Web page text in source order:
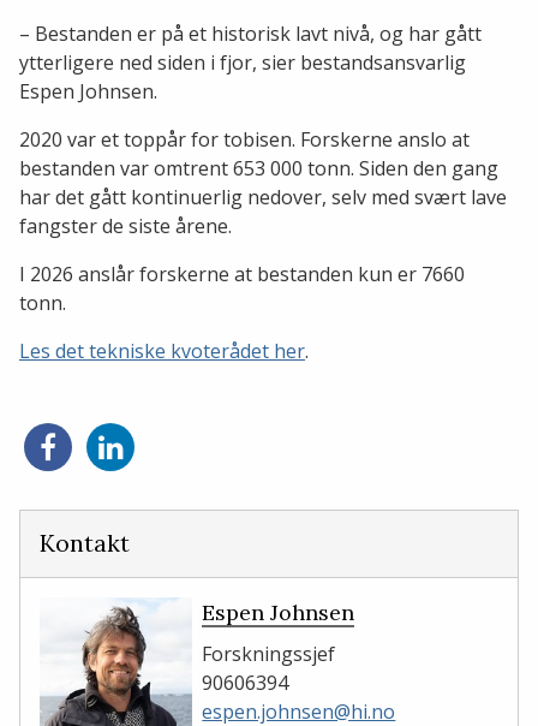
– Bestanden er på et historisk lavt nivå, og har gått
ytterligere ned siden i fjor, sier bestandsansvarlig
Espen Johnsen.
2020 var et toppår for tobisen. Forskerne anslo at
bestanden var omtrent 653 000 tonn. Siden den gang
har det gått kontinuerlig nedover, selv med svært lave
fangster de siste årene.
I 2026 anslår forskerne at bestanden kun er 7660
tonn.
Les det tekniske kvoterådet her.
Del
på
Del
på
Kontakt
Espen Johnsen
Forskningssjef
90606394
espen.johnsen@hi.no